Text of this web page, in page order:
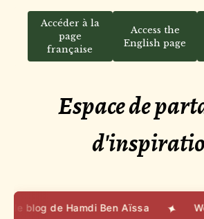
Accéder à la
page
française
Access the
English page
Espace de
blog de Hamdi Ben Aïssa ✦